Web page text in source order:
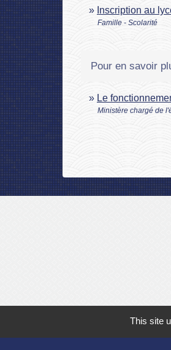
Inscription au
Famille - Scolarité
Pour en savoir
Le
Ministère chargé de
This site